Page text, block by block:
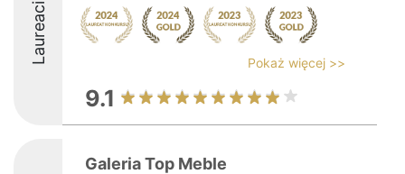
Laureaci Pokaż więcej >>
9.1
Galeria Top Meble